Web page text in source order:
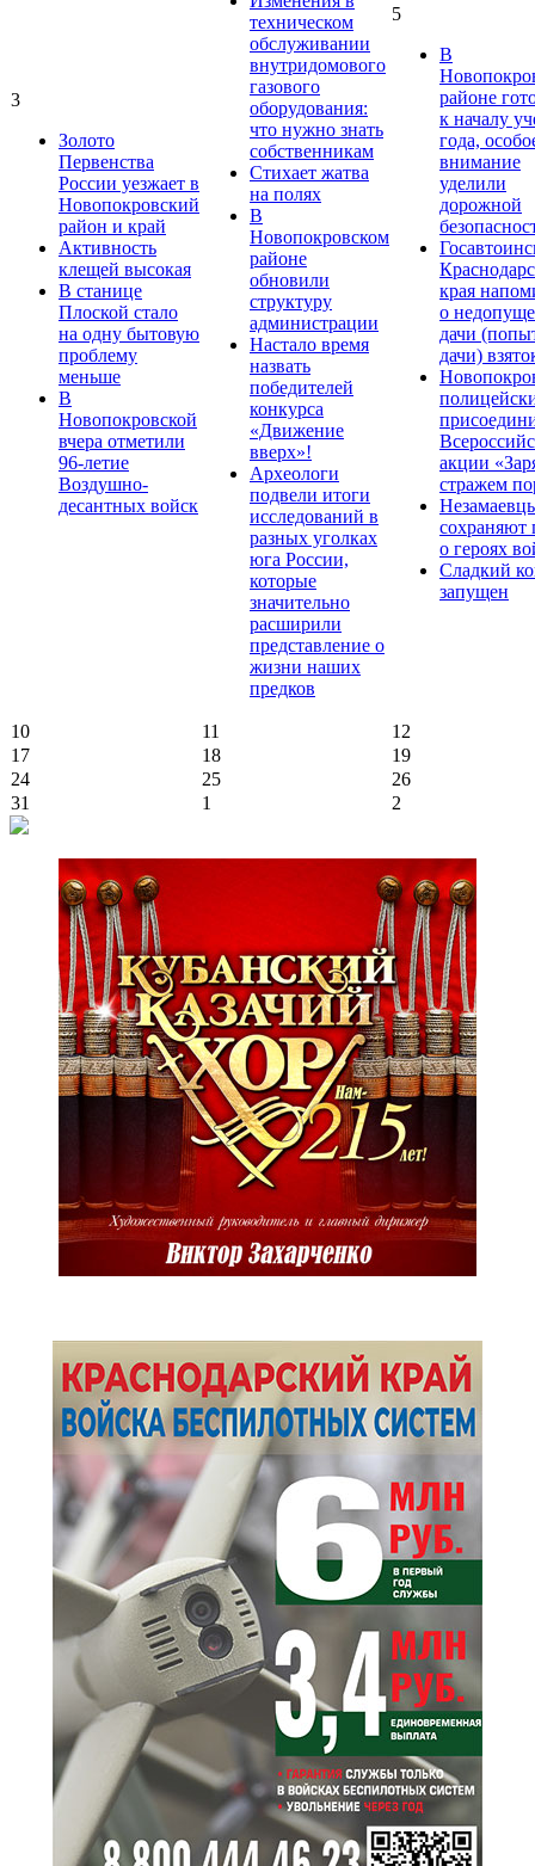
3
Золото
Первенства
России уезжает в
Новопокровский
район и край
Активность
клещей высокая
В станице
Плоской стало
на одну бытовую
проблему
меньше
В
Новопокровской
вчера отметили
96-летие
Воздушно-
десантных войск
техническом
обслуживании
внутридомового
газового
оборудования:
что нужно знать
собственникам
Стихает жатва
на полях
В
Новопокровском
районе
обновили
структуру
администрации
Настало время
назвать
победителей
конкурса
«Движение
вверх»!
Археологи
подвели итоги
исследований в
разных уголках
юга России,
которые
значительно
расширили
представление о
жизни наших
предков
5
В
районе
к началу
года,
внимание
уделили
дорожной
края
о
дачи
дачи)
акции
стражем
сохраняют
о героях
Сладкий
запущен
10 11
12
17
18
19
24
25
26
31
1 2